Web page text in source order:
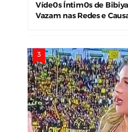
Víde0s Íntim0s de
Vazam nas Redes e